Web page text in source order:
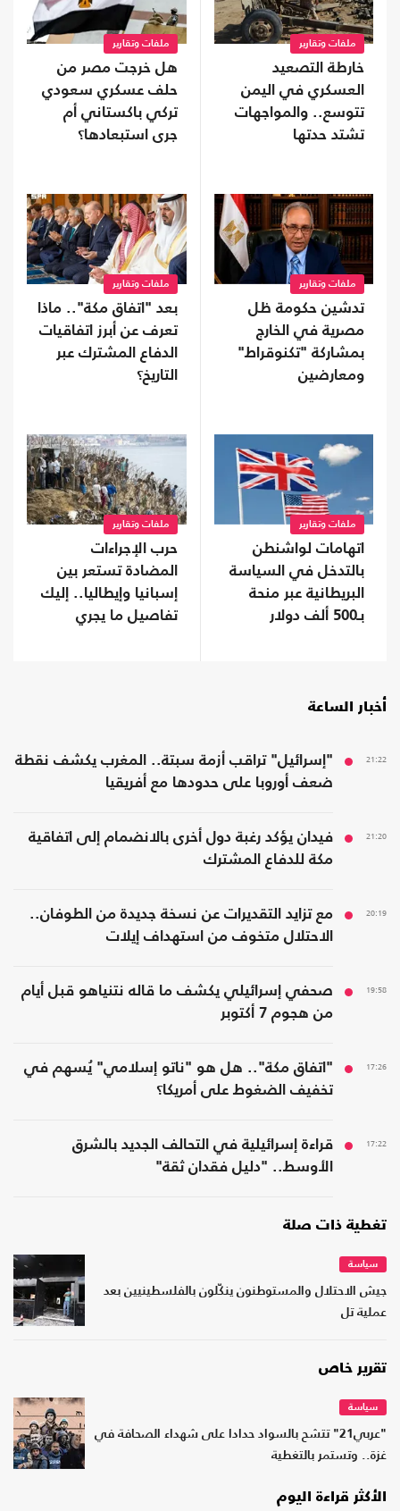
ملفات وتقارير
خارطة التصعيد
العسكري في اليمن
تتوسع.. والمواجهات
تشتد حدتها
ملفات وتقارير
هل خرجت مصر من
حلف عسكري سعودي
تركي باكستاني أم
جرى استبعادها؟
ملفات وتقارير
تدشين حكومة ظل
مصرية في الخارج
بمشاركة "تكنوقراط"
ومعارضين
ملفات وتقارير
بعد "اتفاق مكة".. ماذا
تعرف عن أبرز اتفاقيات
الدفاع المشترك عبر
التاريخ؟
ملفات وتقارير
اتهامات لواشنطن
بالتدخل في السياسة
البريطانية عبر منحة
بـ500 ألف دولار
ملفات وتقارير
حرب الإجراءات
المضادة تستعر بين
إسبانيا وإيطاليا.. إليك
تفاصيل ما يجري
أخبار الساعة
21:22
"إسرائيل" تراقب أزمة سبتة.. المغرب يكشف نقطة
ضعف أوروبا على حدودها مع أفريقيا
21:20
فيدان يؤكد رغبة دول أخرى بالانضمام إلى اتفاقية
مكة للدفاع المشترك
20:19
مع تزايد التقديرات عن نسخة جديدة من الطوفان..
الاحتلال متخوف من استهداف إيلات
19:58
صحفي إسرائيلي يكشف ما قاله نتنياهو قبل أيام
من هجوم 7 أكتوبر
17:26
"اتفاق مكة".. هل هو "ناتو إسلامي" يُسهم في
تخفيف الضغوط على أمريكا؟
17:22
قراءة إسرائيلية في التحالف الجديد بالشرق
الأوسط.. "دليل فقدان ثقة"
تغطية ذات صلة
سياسة
جيش الاحتلال والمستوطنون ينكّلون بالفلسطينيين بعد
عملية تل
تقرير خاص
سياسة
"عربي21" تتشح بالسواد حدادا على شهداء الصحافة في
غزة.. وتستمر بالتغطية
الأكثر قراءة اليوم